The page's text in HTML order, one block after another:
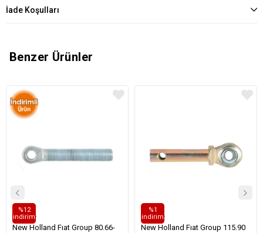
İade Koşulları
Benzer Ürünler
Kafalar
New Holland Fıat Group 80.66-
%12
i̇ndirim
Kafalar
New Holland Fıat Group 115.90
%1
i̇ndirim